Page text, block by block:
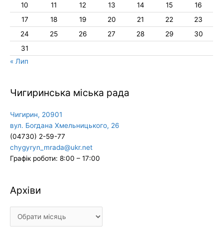
10
11 12 13 14 15
16
17
18 19 20 21 22
23
24
25 26 27 28 29
30
31
« Лип
Чигиринська міська рада
Чигирин, 20901
вул. Богдана Хмельницького, 26
(04730) 2-59-77
chygyryn_mrada@ukr.net
Графік роботи: 8:00 – 17:00
Архіви
Архіви